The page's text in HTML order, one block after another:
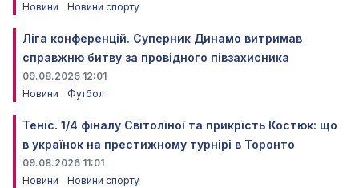
Новини
Новини спорту
Ліга конференцій. Суперник Динамо витримав
справжню битву за провідного півзахисника
09.08.2026 12:01
Новини
Футбол
Теніс. 1/4 фіналу Світоліної та прикрість Костюк: що
в українок на престижному турнірі в Торонто
09.08.2026 11:01
Новини
Новини спорту